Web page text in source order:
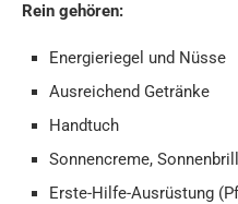
Rein gehören:
Energieriegel und Nüsse
Ausreichend Getränke
Handtuch
Sonnencreme,
Erste-Hilfe-Ausrüstung